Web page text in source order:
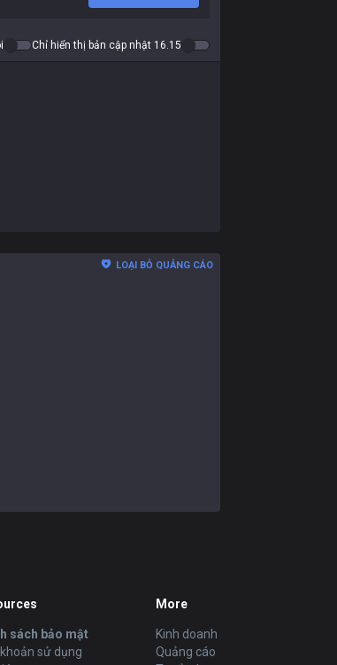
Chỉ hiển thị bản cập nhật 16.15
LOẠI BỎ QUẢNG CÁO
sách bảo mật
sử dụng
More
Kinh doanh
Quảng cáo